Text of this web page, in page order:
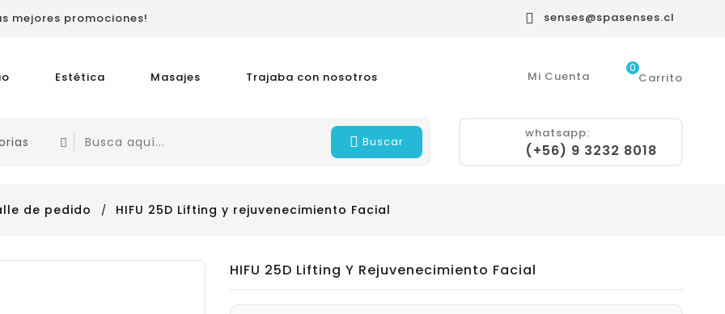
mejores promociones!  senses@spasenses.cl
Estética Masajes Trajaba con nosotros Carrito
0
Mi Cuenta
whatsapp:
(+56) 9 3232 8018
Buscar
de pedido HIFU 25D Lifting y rejuvenecimiento Facial
HIFU 25D Lifting Y Rejuvenecimiento Facial